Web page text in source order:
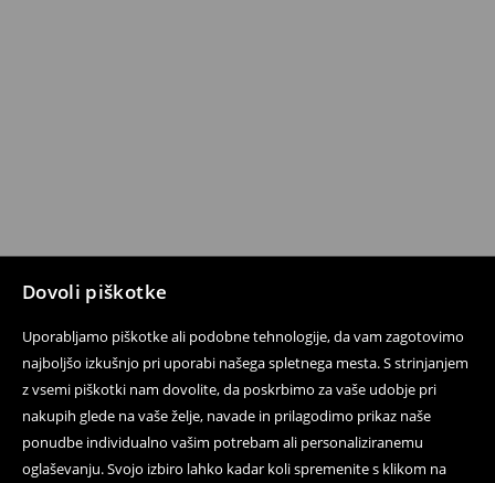
Dovoli piškotke
Uporabljamo piškotke ali podobne tehnologije, da vam zagotovimo
najboljšo izkušnjo pri uporabi našega spletnega mesta. S strinjanjem
z vsemi piškotki nam dovolite, da poskrbimo za vaše udobje pri
nakupih glede na vaše želje, navade in prilagodimo prikaz naše
ponudbe individualno vašim potrebam ali personaliziranemu
oglaševanju. Svojo izbiro lahko kadar koli spremenite s klikom na